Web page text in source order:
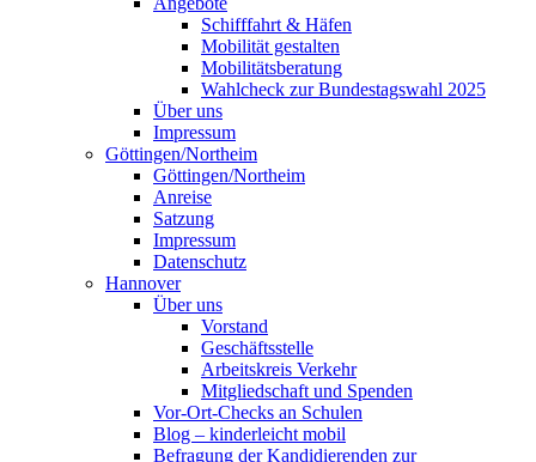
Schifffahrt & Häfen
Mobilität gestalten
Mobilitätsberatung
Wahlcheck zur Bundestagswahl 2025
Über uns
Impressum
Göttingen/Northeim
Göttingen/Northeim
Anreise
Satzung
Impressum
Datenschutz
Hannover
Über uns
Vorstand
Geschäftsstelle
Arbeitskreis Verkehr
Mitgliedschaft und Spenden
Vor-Ort-Checks an Schulen
Blog – kinderleicht mobil
Befragung der Kandidierenden zur